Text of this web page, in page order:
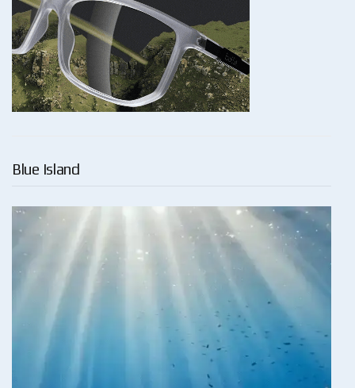
Blue Island